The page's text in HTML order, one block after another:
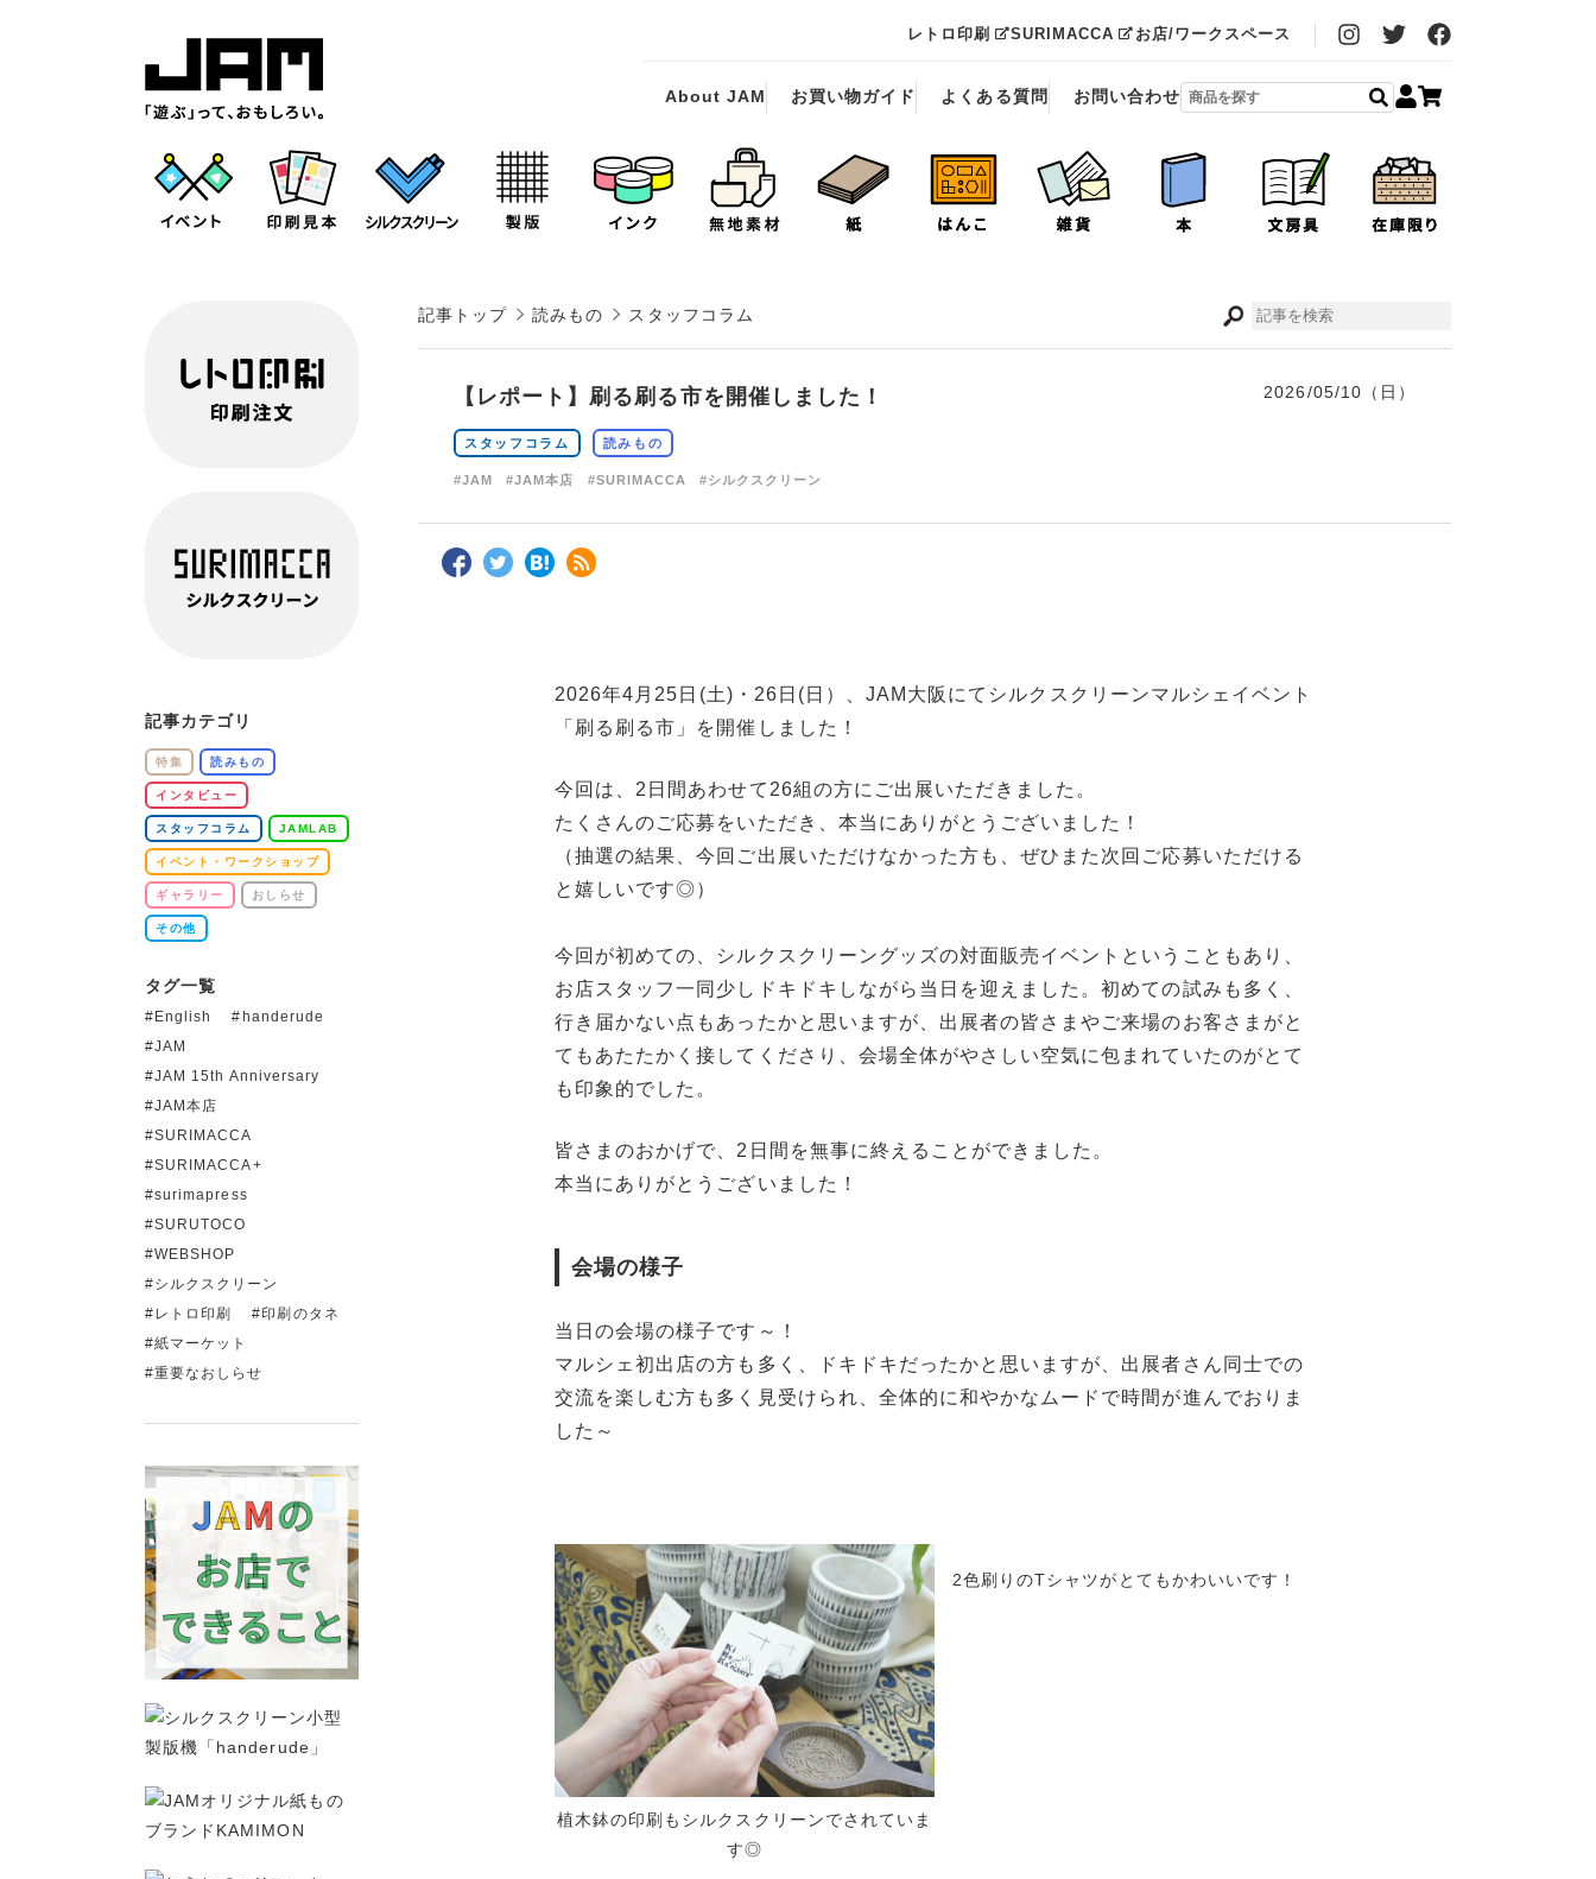
レトロ印刷 SURIMACCA お店/ワークスペース
About JAM お買い物ガイド よくある質問 お問い合わせ
記事トップ 読みもの スタッフコラム
【レポート】刷る刷る市を開催しました！ 2026/05/10（日）
スタッフコラム 読みもの
#JAM #JAM本店 #SURIMACCA #シルクスクリーン
2026年4月25日(土)・26日(日）、JAM大阪にてシルクスクリーンマルシェイベント
「刷る刷る市」を開催しました！
今回は、2日間あわせて26組の方にご出展いただきました。
たくさんのご応募をいただき、本当にありがとうございました！
（抽選の結果、今回ご出展いただけなかった方も、ぜひまた次回ご応募いただける
と嬉しいです◎）
今回が初めての、シルクスクリーングッズの対面販売イベントということもあり、
お店スタッフ一同少しドキドキしながら当日を迎えました。初めての試みも多く、
行き届かない点もあったかと思いますが、出展者の皆さまやご来場のお客さまがと
てもあたたかく接してくださり、会場全体がやさしい空気に包まれていたのがとて
も印象的でした。
皆さまのおかげで、2日間を無事に終えることができました。
本当にありがとうございました！
会場の様子
当日の会場の様子です～！
マルシェ初出店の方も多く、ドキドキだったかと思いますが、出展者さん同士での
交流を楽しむ方も多く見受けられ、全体的に和やかなムードで時間が進んでおりま
した～
植木鉢の印刷もシルクスクリーンでされていま
す◎
2色刷りのTシャツがとてもかわいいです！
記事カテゴリ
特集 読みもの
インタビュー
スタッフコラム JAMLAB
イベント・ワークショップ
ギャラリー おしらせ
その他
タグ一覧
English
handerude
JAM
JAM 15th Anniversary
JAM本店
SURIMACCA
SURIMACCA+
surimapress
SURUTOCO
WEBSHOP
シルクスクリーン
レトロ印刷
印刷のタネ
紙マーケット
重要なおしらせ